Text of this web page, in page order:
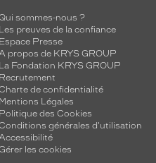
sommes-nous ?
Les preuves de la confiance
Espace Presse
A propos de KRYS GROUP
La Fondation KRYS GROUP
Recrutement
de confidentialité
Mentions Légales
Politique des Cookies
générales d'utilisation
Accessibilité
les cookies